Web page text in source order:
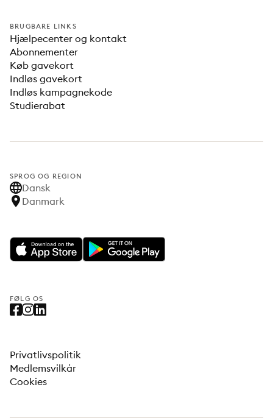
BRUGBARE LINKS
Hjælpecenter og kontakt
Abonnementer
Køb gavekort
Indløs gavekort
Indløs kampagnekode
Studierabat
SPROG OG REGION
Dansk
Danmark
FØLG OS
Privatlivspolitik
Medlemsvilkår
Cookies